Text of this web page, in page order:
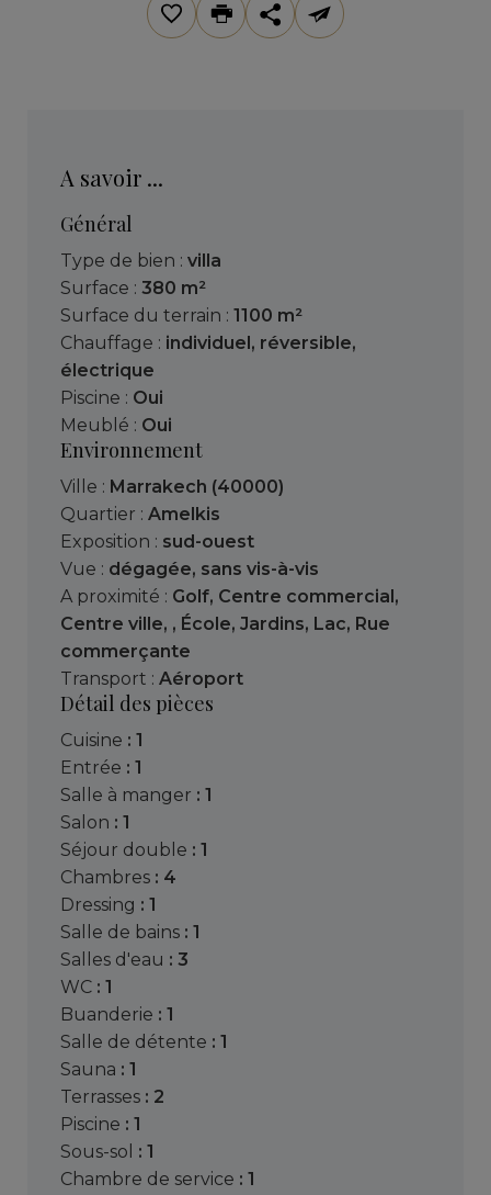
A savoir ...
Général
Type de bien : villa
Surface : 380 m²
Surface du terrain : 1100 m²
Chauffage : individuel , réversible,
électrique
Piscine : Oui
Meublé : Oui
Environnement
Ville : Marrakech (40000)
Quartier : Amelkis
Exposition : sud-ouest
Vue : dégagée, sans vis-à-vis
A proximité : Golf, Centre commercial ,
Centre ville, , École, Jardins, Lac, Rue
commerçante
Transport : Aéroport
Détail des pièces
cuisine : 1
entrée : 1
salle à manger : 1
salon : 1
séjour double : 1
chambres : 4
dressing : 1
salle de bains : 1
salles d'eau : 3
WC : 1
buanderie : 1
salle de détente : 1
sauna : 1
terrasses : 2
piscine : 1
sous-sol : 1
chambre de service : 1